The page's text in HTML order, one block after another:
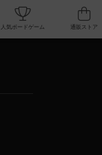
カフェ/店舗 人気ボード